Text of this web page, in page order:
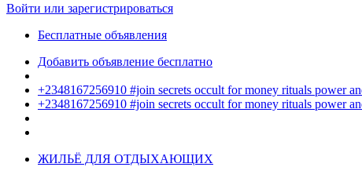
Войти или зарегистрироваться
Бесплатные объявления
Добавить объявление бесплатно
+2348167256910 #join secrets occult for money rituals power
+2348167256910 #join secrets occult for money rituals power
ЖИЛЬЁ ДЛЯ ОТДЫХАЮЩИХ